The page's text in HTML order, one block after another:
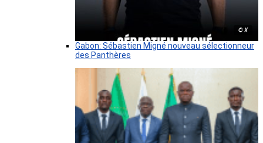
© X
Gabon: Sébastien Migné nouveau sélectionneur
des Panthères